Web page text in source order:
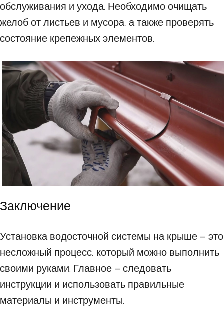
обслуживания и ухода. Необходимо очищать
желоб от листьев и мусора, а также проверять
состояние крепежных элементов.
Заключение
Установка водосточной системы на крыше – это
несложный процесс, который можно выполнить
своими руками. Главное – следовать
инструкции и использовать правильные
материалы и инструменты.